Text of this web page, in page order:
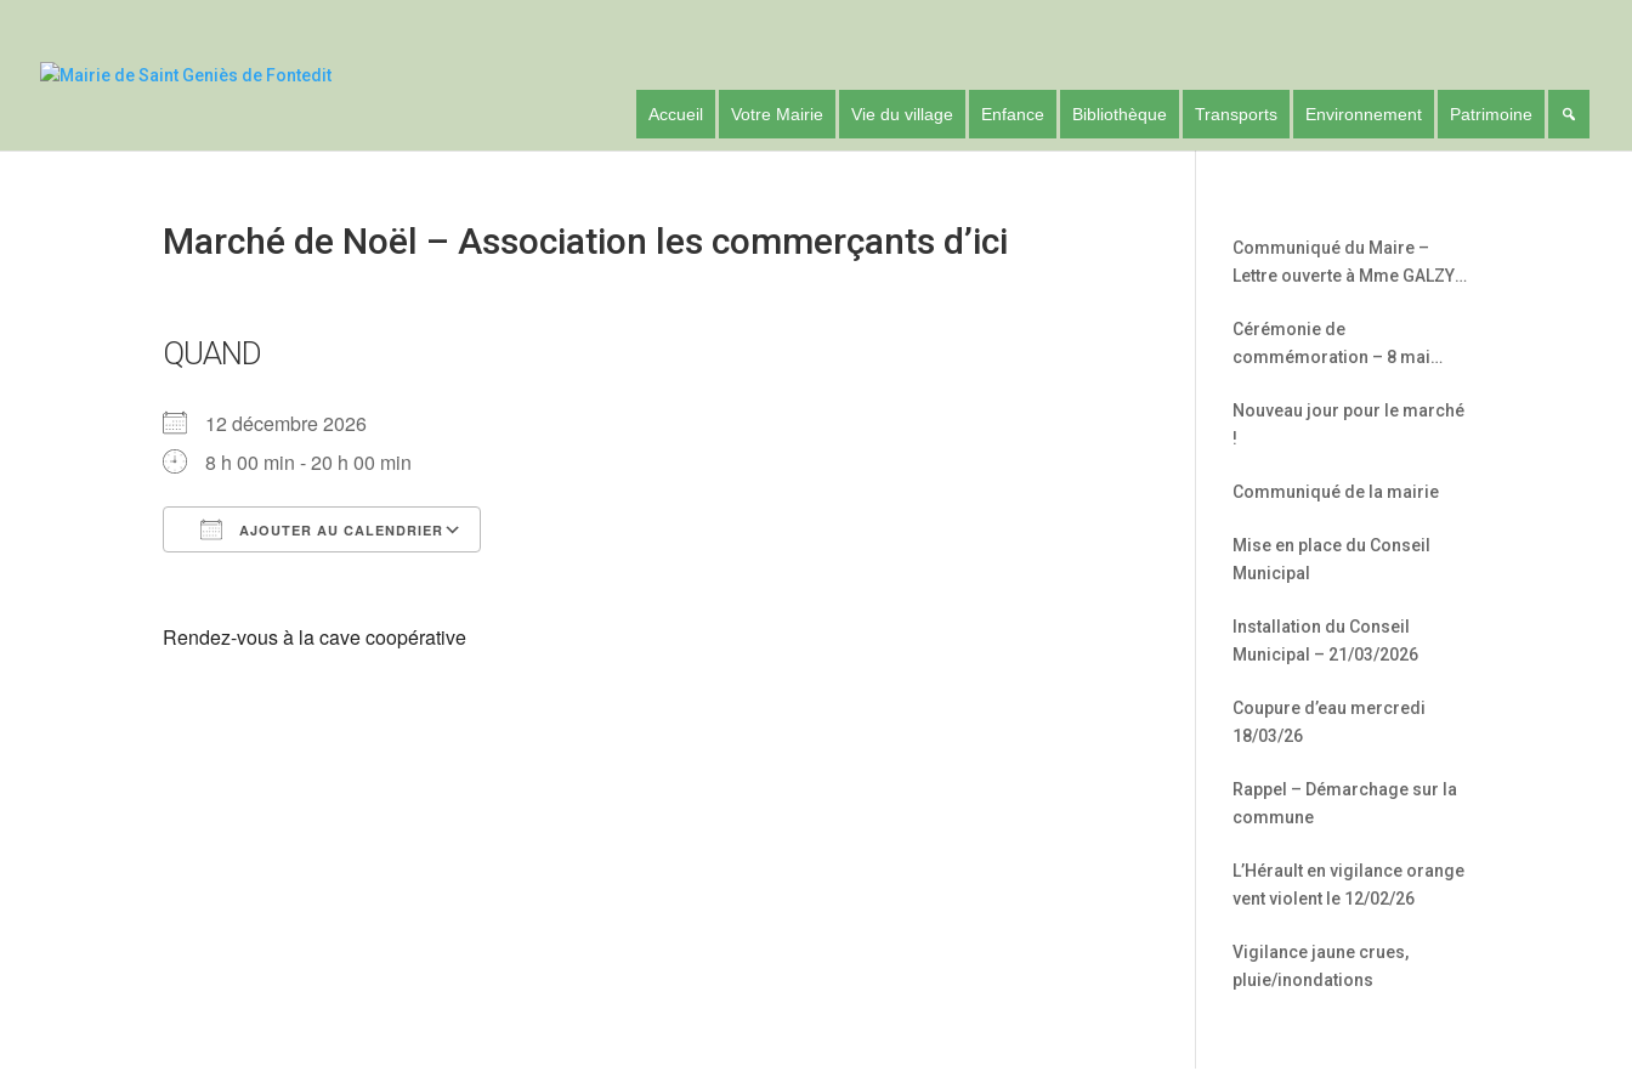
Accueil Votre Mairie Vie du village Enfance Bibliothèque Transports Environnement Patrimoine
Marché de Noël – Association les commerçants d’ici
QUAND
12 décembre 2026
8 h 00 min - 20 h 00 min
AJOUTER AU CALENDRIER
Rendez-vous à la cave coopérative
Communiqué du Maire –
Lettre ouverte à Mme GALZY
5ème circonscription
Cérémonie de
commémoration – 8 mai
Nouveau jour pour le marché
!
Communiqué de la mairie
Mise en place du Conseil
Municipal
Installation du Conseil
Municipal – 21/03/2026
Coupure d’eau mercredi
18/03/26
Rappel – Démarchage sur la
commune
L’Hérault en vigilance orange
vent violent le 12/02/26
Vigilance jaune crues,
pluie/inondations